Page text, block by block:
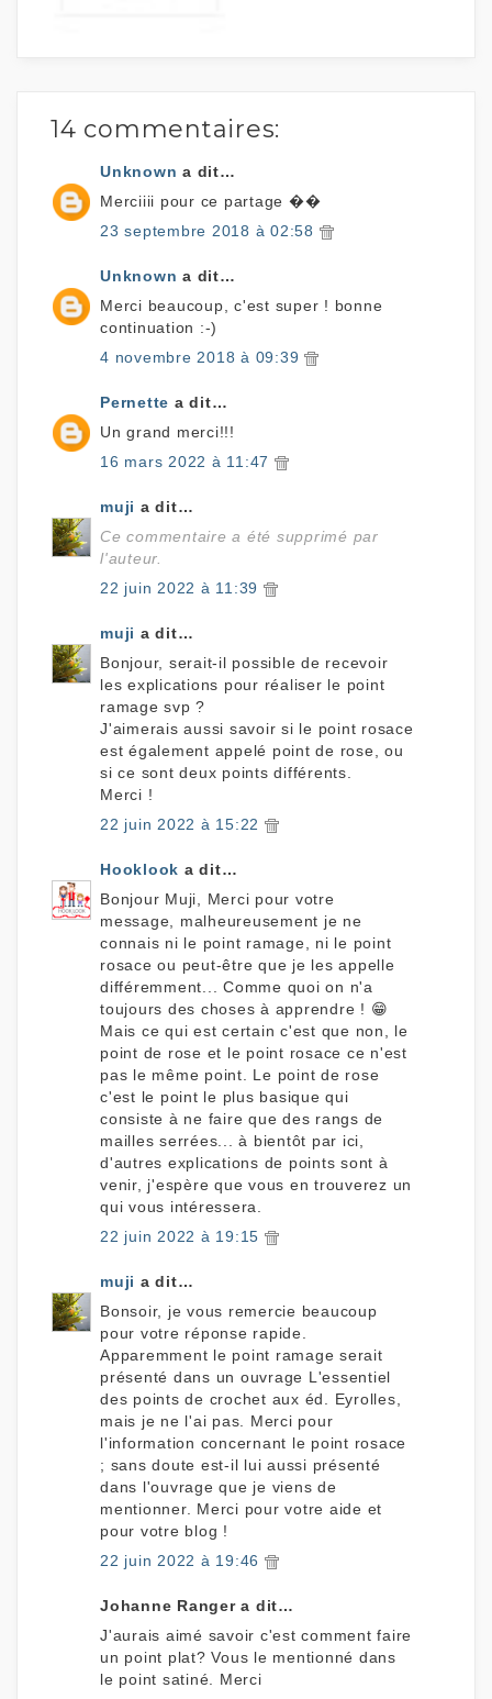
14 commentaires:
Unknown a dit…
Merciiii pour ce partage ��
23 septembre 2018 à 02:58
Unknown a dit…
Merci beaucoup, c'est super ! bonne
continuation :-)
4 novembre 2018 à 09:39
Pernette a dit…
Un grand merci!!!
16 mars 2022 à 11:47
muji a dit…
Ce commentaire a été supprimé par
l'auteur.
22 juin 2022 à 11:39
muji a dit…
Bonjour, serait-il possible de recevoir
les explications pour réaliser le point
ramage svp ?
J'aimerais aussi savoir si le point rosace
est également appelé point de rose, ou
si ce sont deux points différents.
Merci !
22 juin 2022 à 15:22
Hooklook a dit…
Bonjour Muji, Merci pour votre
message, malheureusement je ne
connais ni le point ramage, ni le point
rosace ou peut-être que je les appelle
différemment... Comme quoi on n'a
toujours des choses à apprendre ! 😁
Mais ce qui est certain c'est que non, le
point de rose et le point rosace ce n'est
pas le même point. Le point de rose
c'est le point le plus basique qui
consiste à ne faire que des rangs de
mailles serrées... à bientôt par ici,
d'autres explications de points sont à
venir, j'espère que vous en trouverez un
qui vous intéressera.
22 juin 2022 à 19:15
muji a dit…
Bonsoir, je vous remercie beaucoup
pour votre réponse rapide.
Apparemment le point ramage serait
présenté dans un ouvrage L'essentiel
des points de crochet aux éd. Eyrolles,
mais je ne l'ai pas. Merci pour
l'information concernant le point rosace
; sans doute est-il lui aussi présenté
dans l'ouvrage que je viens de
mentionner. Merci pour votre aide et
pour votre blog !
22 juin 2022 à 19:46
Johanne Ranger a dit…
J'aurais aimé savoir c'est comment faire
un point plat? Vous le mentionné dans
le point satiné. Merci